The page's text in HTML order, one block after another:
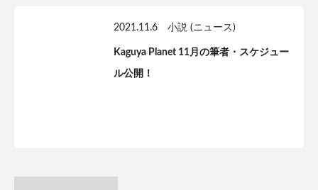
2021.11.6 小説 (ニュース)
Kaguya Planet 11月の筆者・スケジュー
ル公開！